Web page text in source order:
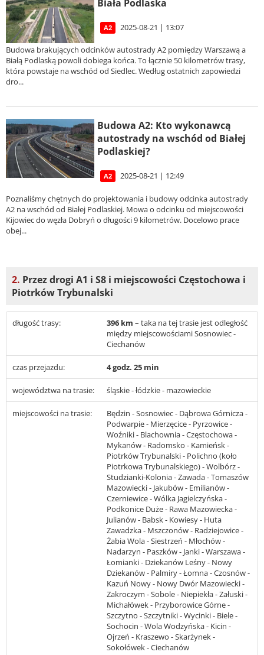
Biała Podlaska
A2 2025-08-21 | 13:07
Budowa brakujących odcinków autostrady A2 pomiędzy Warszawą a
Białą Podlaską powoli dobiega końca. To łącznie 50 kilometrów trasy,
która powstaje na wschód od Siedlec. Według ostatnich zapowiedzi
dro...
Budowa A2: Kto wykonawcą
autostrady na wschód od Białej
Podlaskiej?
A2 2025-08-21 | 12:49
Poznaliśmy chętnych do projektowania i budowy odcinka autostrady
A2 na wschód od Białej Podlaskiej. Mowa o odcinku od miejscowości
Kijowiec do węzła Dobryń o długości 9 kilometrów. Docelowo prace
obej...
2. Przez drogi A1 i S8 i miejscowości Częstochowa i
Piotrków Trybunalski
długość trasy: 396 km – taka na tej trasie jest odległość
między miejscowościami Sosnowiec -
Ciechanów
czas przejazdu: 4 godz. 25 min
województwa na trasie: śląskie - łódzkie - mazowieckie
miejscowości na trasie:
Będzin - Sosnowiec - Dąbrowa Górnicza -
Podwarpie - Mierzęcice - Pyrzowice -
Woźniki - Blachownia - Częstochowa -
Mykanów - Radomsko - Kamieńsk -
Piotrków Trybunalski - Polichno (koło
Piotrkowa Trybunalskiego) - Wolbórz -
Studzianki-Kolonia - Zawada - Tomaszów
Mazowiecki - Jakubów - Emilianów -
Czerniewice - Wólka Jagielczyńska -
Podkonice Duże - Rawa Mazowiecka -
Julianów - Babsk - Kowiesy - Huta
Zawadzka - Mszczonów - Radziejowice -
Żabia Wola - Siestrzeń - Młochów -
Nadarzyn - Paszków - Janki - Warszawa -
Łomianki - Dziekanów Leśny - Nowy
Dziekanów - Palmiry - Łomna - Czosnów -
Kazuń Nowy - Nowy Dwór Mazowiecki -
Zakroczym - Sobole - Niepiekła - Załuski -
Michałówek - Przyborowice Górne -
Szczytno - Szczytniki - Wycinki - Biele -
Sochocin - Wola Wodzyńska - Kicin -
Ojrzeń - Kraszewo - Skarżynek -
Sokołówek - Ciechanów